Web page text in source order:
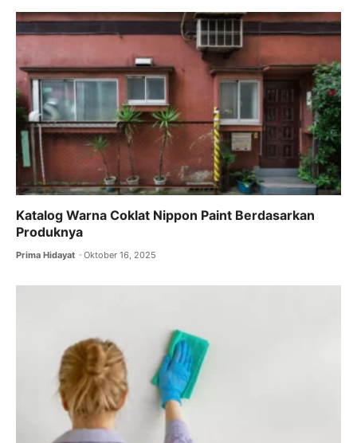
Katalog Warna Coklat Nippon Paint Berdasarkan
Produknya
Prima Hidayat Oktober 16, 2025